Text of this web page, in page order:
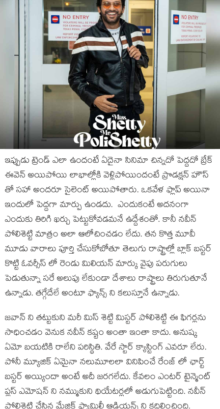
ఇప్పుడు ట్రెండ్ ఎలా ఉందంటే ఏదైనా సినిమా చిన్నదో పెద్దదో బ్రేక్
ఈవెన్ అయిపోయి లాభాల్లోకి వెళ్లిపోయిందంటే ప్రొడక్షన్ హౌస్
తో సహా అందరూ సైలెంట్ అయిపోతారు. ఒకవేళ ఫ్లాప్ అయినా
ఇందులో పెద్దగా మార్పు ఉండదు. ఎందుకంటే అదనంగా
ఎందుకు తిరిగి ఖర్చు పెట్టుకోవడమనే ఉద్దేశంతో. కానీ నవీన్
పోలిశెట్టి మాత్రం అలా ఆలోచించడం లేదు. తన కొత్త మూవీ
మూడు వారాలు పూర్తి చేసుకోబోతూ తెలుగు రాష్ట్రాల్లో బ్లాక్ బస్టర్
కొట్టి ఓవర్సీస్ లో రెండు మిలియన్ మార్కు వైపు పరుగులు
పెడుతున్నా సరే అలుపు లేకుండా దేశాలు రాష్ట్రాలు తిరుగుతూనే
ఉన్నాడు. తగ్గేదేలే అంటూ ఫ్యాన్స్ ని కలుస్తూనే ఉన్నాడు.
జవాన్ ని తట్టుకుని మరీ మిస్ శెట్టి మిస్టర్ పోలిశెట్టి ఈ ఫిగర్లను
సాధించడం వెనుక నవీన్ కష్టం అంతా ఇంతా కాదు. అనుష్క
ఏమో బయటికి రాలేని పరిస్థితి. వేరే స్టార్ క్యాస్టింగ్ ఎవరూ లేరు.
పోనీ మ్యూజిక్ ఏమైనా నలుమూలలా వినిపించే రేంజ్ లో ఛార్ట్
బస్టర్ అయ్యిందా అంటే అదీ జరగలేదు. కేవలం ఎంటర్ టైన్మెంట్
ప్లస్ ఎమోషన్ ని నమ్ముకుని థియేటర్లలో అడుగుపెట్టింది. నవీన్